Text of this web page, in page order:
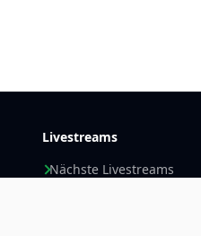
Livestreams
Nächste Livestreams